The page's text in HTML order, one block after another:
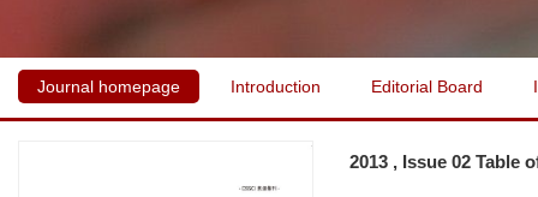
Journal homepage Introduction Editorial Board
2013 , Issue 02 Table